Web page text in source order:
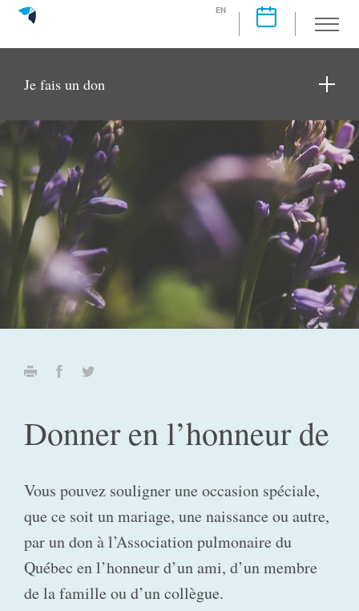
EN
Je fais un don
Donner en l’honneur de
Vous pouvez souligner une occasion spéciale,
que ce soit un mariage, une naissance ou autre,
par un don à l’Association pulmonaire du
Québec en l’honneur d’un ami, d’un membre
de la famille ou d’un collègue.